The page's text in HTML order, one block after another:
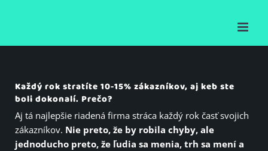
Každý rok stratíte 10-15% zákazníkov, aj keb ste
boli dokonalí. Prečo?
Aj tá najlepšie riadená firma stráca každý rok časť svojich
zákazníkov. Nie preto, že by robila chyby, ale
jednoducho preto, že ľudia sa menia, trh sa mení a